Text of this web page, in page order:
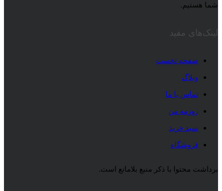
شما هستیم.
لینک‌های مفید
صفحه نخست
وبلاگ
تماس با ما
روزمه من
سبد خرید
فروشگاه
برداشت محتوا با ذکر منبع بلامانع است.